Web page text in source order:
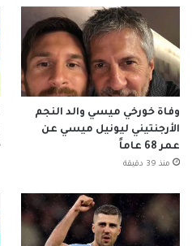
وفاة خورخي ميسي والد النجم
الأرجنتيني ليونيل ميسي عن
عمر 68 عاماً
منذ 39 دقيقة